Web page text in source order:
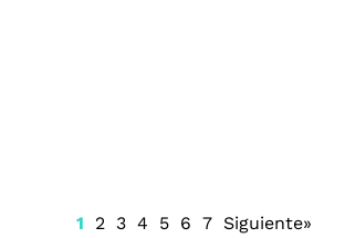
1 2 3 4 5 6 7 Siguiente»